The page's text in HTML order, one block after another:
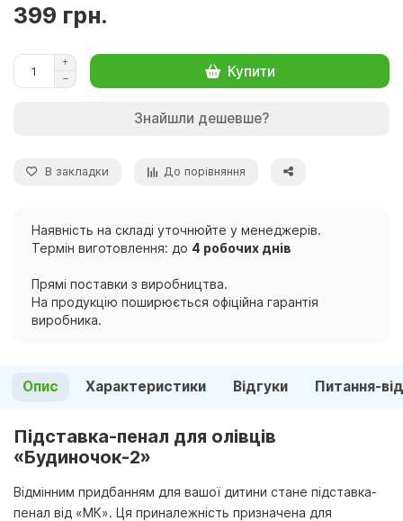
399 грн.
Купити
Знайшли дешевше?
В закладки До порівняння
Наявність на складі уточнюйте у менеджерів.
Термін виготовлення: до 4 робочих днів
Прямі поставки з виробництва.
На продукцію поширюється офіційна гарантія
виробника.
Опис Характеристики Відгуки Питання-
Підставка-пенал для олівців
«Будиночок-2»
Відмінним придбанням для вашої дитини стане підставка-
пенал від «МК». Ця приналежність призначена для